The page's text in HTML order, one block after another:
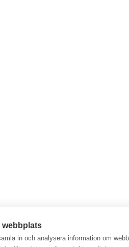
webbplats
in och analysera information om